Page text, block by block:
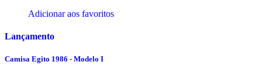
Adicionar aos favoritos
Lançamento
Camisa Egito 1986 - Modelo I